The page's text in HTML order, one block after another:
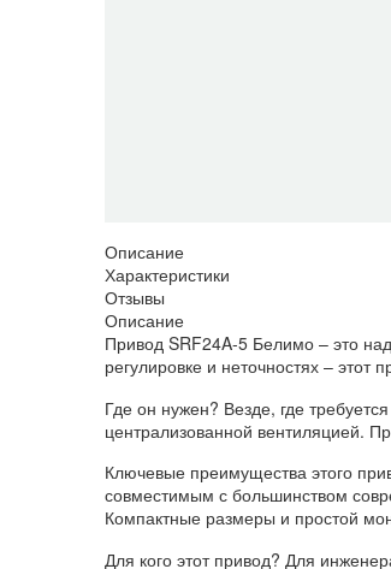
Описание
Характеристики
Отзывы
Описание
Привод SRF24A-5 Белимо – это
регулировке и неточностях –
Где он нужен? Везде, где
централизованной вентиляцией.
Ключевые преимущества этого
совместимым с большинством
Компактные размеры и простой
Для кого этот привод? Для